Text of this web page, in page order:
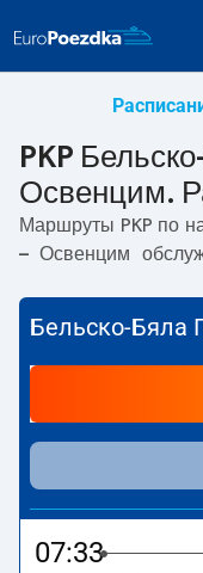
PKP
Освенцим.
Маршруты PKP по
– Освенцим
Бельско-Бяла
Biała Główna,
поезд до Освенцим
быстрое
BŁATNIA . Поездка
Бельско-Бяла
другие поезда:
более низкую цену
время в пути. Поезд заканчивает маршрут на станции
Бельско-Бяла
07:33